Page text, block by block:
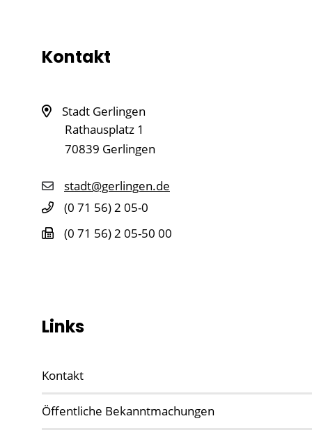
Kontakt
Stadt Gerlingen
Rathausplatz 1
70839 Gerlingen
stadt@gerlingen.de
(0 71 56) 2 05-0
(0 71 56) 2 05-50 00
Links
Kontakt
Öffentliche Bekanntmachungen